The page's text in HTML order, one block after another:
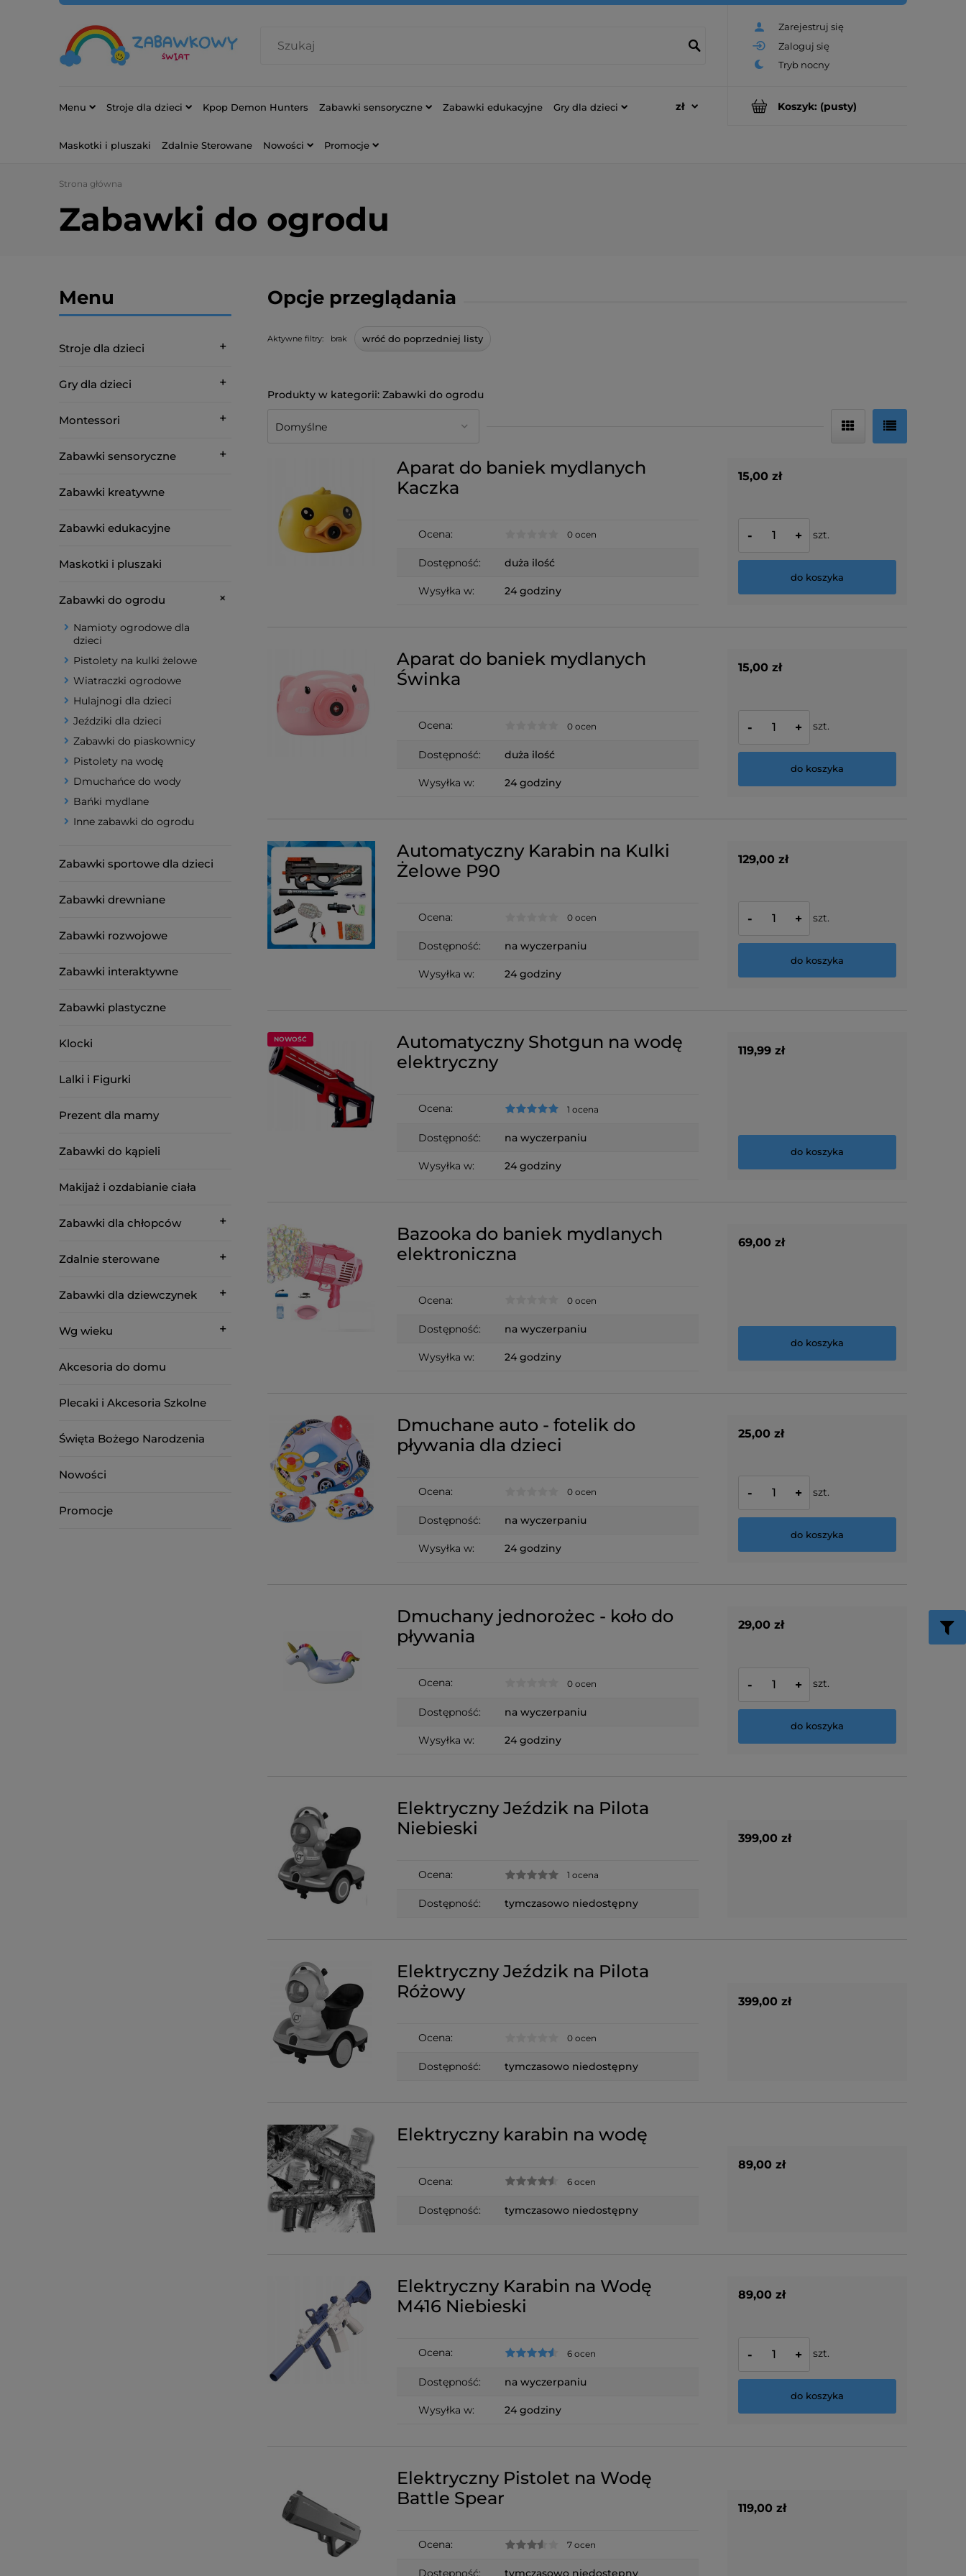
Zarejestruj się
Zaloguj się
Koszyk: (pusty)
Menu Stroje dla dzieci Kpop Demon Hunters Zabawki sensoryczne Zabawki edukacyjne Gry dla dzieci
Maskotki i pluszaki Zdalnie Sterowane Nowości Promocje
Strona główna
Zabawki do ogrodu
Menu
Stroje dla dzieci
Gry dla dzieci
Montessori
Zabawki sensoryczne
Zabawki kreatywne
Zabawki edukacyjne
Maskotki i pluszaki
Zabawki do ogrodu
Namioty ogrodowe dla
dzieci
Pistolety na kulki żelowe
Wiatraczki ogrodowe
Hulajnogi dla dzieci
Jeździki dla dzieci
Zabawki do piaskownicy
Pistolety na wodę
Dmuchańce do wody
Bańki mydlane
Inne zabawki do ogrodu
Zabawki sportowe dla dzieci
Zabawki drewniane
Zabawki rozwojowe
Zabawki interaktywne
Zabawki plastyczne
Klocki
Lalki i Figurki
Prezent dla mamy
Zabawki do kąpieli
Makijaż i ozdabianie ciała
Zabawki dla chłopców
Zdalnie sterowane
Zabawki dla dziewczynek
Wg wieku
Akcesoria do domu
Plecaki i Akcesoria Szkolne
Święta Bożego Narodzenia
Nowości
Promocje
Opcje przeglądania
Aktywne filtry: brak wróć do poprzedniej listy
Zabawki do ogrodu
Aparat do baniek mydlanych
Kaczka
Ocena: 0 ocen
Dostępność: duża ilość
Wysyłka w: 24 godziny
15,00 zł
- + szt.
do koszyka
Aparat do baniek mydlanych
Świnka
Ocena: 0 ocen
Dostępność: duża ilość
Wysyłka w: 24 godziny
15,00 zł
- + szt.
do koszyka
Automatyczny Karabin na Kulki
Żelowe P90
Ocena: 0 ocen
Dostępność: na wyczerpaniu
Wysyłka w: 24 godziny
129,00 zł
- + szt.
do koszyka
Automatyczny Shotgun na wodę
elektryczny
Ocena: 1 ocena
Dostępność: na wyczerpaniu
Wysyłka w: 24 godziny
119,99 zł
do koszyka
NOWOŚĆ
Bazooka do baniek mydlanych
elektroniczna
Ocena: 0 ocen
Dostępność: na wyczerpaniu
Wysyłka w: 24 godziny
69,00 zł
do koszyka
Dmuchane auto - fotelik do
pływania dla dzieci
Ocena: 0 ocen
Dostępność: na wyczerpaniu
Wysyłka w: 24 godziny
25,00 zł
- + szt.
do koszyka
Dmuchany jednorożec - koło do
pływania
Ocena: 0 ocen
Dostępność: na wyczerpaniu
Wysyłka w: 24 godziny
29,00 zł
- + szt.
do koszyka
Elektryczny Jeździk na Pilota
Niebieski
Ocena: 1 ocena
Dostępność: tymczasowo niedostępny
399,00 zł
Elektryczny Jeździk na Pilota
Różowy
Ocena: 0 ocen
Dostępność: tymczasowo niedostępny
399,00 zł
Elektryczny karabin na wodę
Ocena: 6 ocen
Dostępność: tymczasowo niedostępny
89,00 zł
Elektryczny Karabin na Wodę
M416 Niebieski
Ocena: 6 ocen
Dostępność: na wyczerpaniu
Wysyłka w: 24 godziny
89,00 zł
- + szt.
do koszyka
Elektryczny Pistolet na Wodę
Battle Spear
Ocena: 7 ocen
Dostępność: tymczasowo niedostępny
119,00 zł